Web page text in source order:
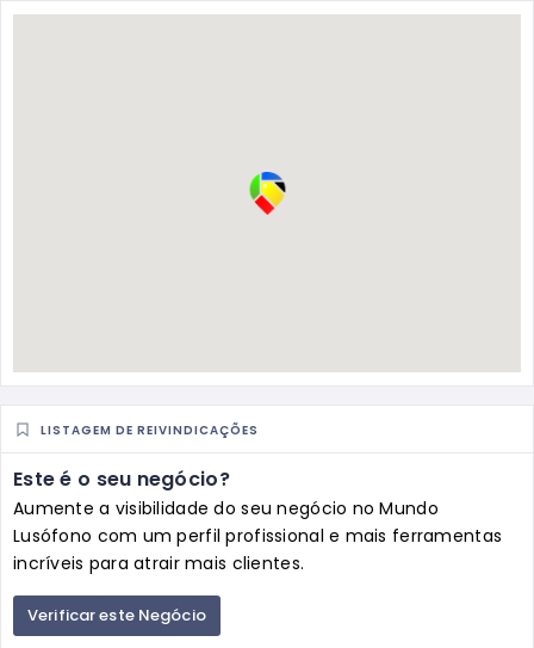
LISTAGEM DE REIVINDICAÇÕES
Este é o seu negócio?
Aumente a visibilidade do seu negócio no Mundo
Lusófono com um perfil profissional e mais ferramentas
incríveis para atrair mais clientes.
Verificar este Negócio